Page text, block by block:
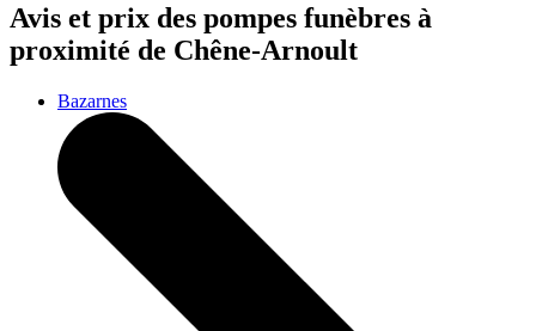
Avis et prix des pompes funèbres à
proximité de Chêne-Arnoult
Bazarnes